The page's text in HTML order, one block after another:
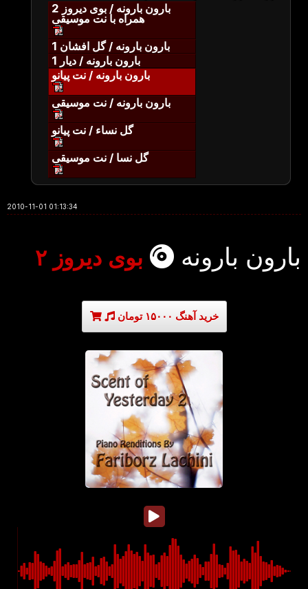
بارون بارونه / بوی دیروز 2
همراه با نت موسیقی
بارون بارونه / گل افشان 1
بارون بارونه / دیار 1
بارون بارونه / نت پیانو
بارون بارونه / نت موسیقی
گل نساء / نت پیانو
گل نسا / نت موسیقی
2010-11-01 01:13:34
بارون بارونه بوی دیروز ۲
خرید آهنگ ۱۵۰۰۰ تومان